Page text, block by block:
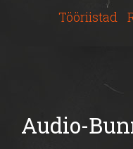
Tööriistad
Audio-